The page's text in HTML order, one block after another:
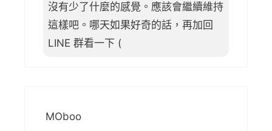
沒有少了什麼的感覺。應該會繼續維持
這樣吧。哪天如果好奇的話，再加回
LINE 群看一下 (
MOboo